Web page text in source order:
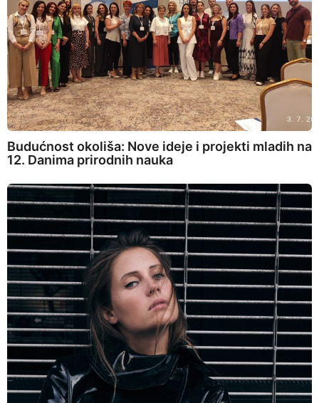
Budućnost okoliša: Nove ideje i projekti mladih na
12. Danima prirodnih nauka